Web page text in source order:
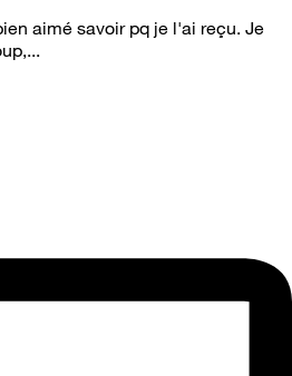
aimé savoir pq je l'ai reçu. Je